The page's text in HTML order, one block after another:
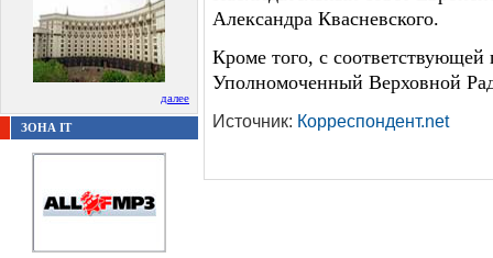
далее
ЗОНА IT
Александра Квасневского.
Кроме того, с
Уполномоченный Верховной
Источник: Корреспондент.net